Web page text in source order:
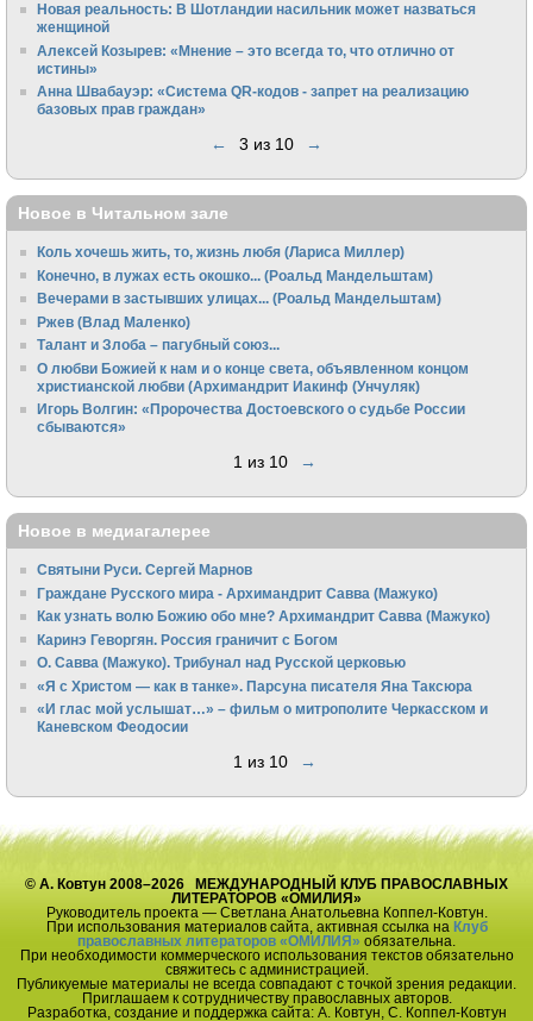
Новая реальность: В Шотландии насильник может назваться
женщиной
Алексей Козырев: «Мнение – это всегда то, что отлично от
истины»
Анна Швабауэр: «Система QR-кодов - запрет на реализацию
базовых прав граждан»
← 3 из 10 →
Новое в Читальном зале
Коль хочешь жить, то, жизнь любя (Лариса Миллер)
Конечно, в лужах есть окошко... (Роальд Мандельштам)
Вечерами в застывших улицах... (Роальд Мандельштам)
Ржев (Влад Маленко)
Талант и Злоба – пагубный союз...
О любви Божией к нам и о конце света, объявленном концом
христианской любви (Архимандрит Иакинф (Унчуляк)
Игорь Волгин: «Пророчества Достоевского о судьбе России
сбываются»
1 из 10 →
Новое в медиагалерее
Святыни Руси. Сергей Марнов
Граждане Русского мира - Архимандрит Савва (Мажуко)
Как узнать волю Божию обо мне? Архимандрит Савва (Мажуко)
Каринэ Геворгян. Россия граничит с Богом
О. Савва (Мажуко). Трибунал над Русской церковью
«Я с Христом — как в танке». Парсуна писателя Яна Таксюра
«И глас мой услышат…» – фильм о митрополите Черкасском и
Каневском Феодосии
1 из 10 →
© А. Ковтун 2008–2026 МЕЖДУНАРОДНЫЙ КЛУБ ПРАВОСЛАВНЫХ
ЛИТЕРАТОРОВ «ОМИЛИЯ»
Руководитель проекта — Светлана Анатольевна Коппел-Ковтун.
При использования материалов сайта, активная ссылка на Клуб
православных литераторов «ОМИЛИЯ» обязательна.
При необходимости коммерческого использования текстов обязательно
свяжитесь с администрацией.
Публикуемые материалы не всегда совпадают с точкой зрения редакции.
Приглашаем к сотрудничеству православных авторов.
Разработка, создание и поддержка сайта: А. Ковтун, С. Коппел-Ковтун